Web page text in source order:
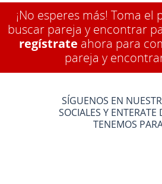
¡No esperes más! Toma
buscar pareja y encontrar
regístrate ahora para
pareja y
SÍGUENOS EN
SOCIALES Y ENTERATE
TENEMOS